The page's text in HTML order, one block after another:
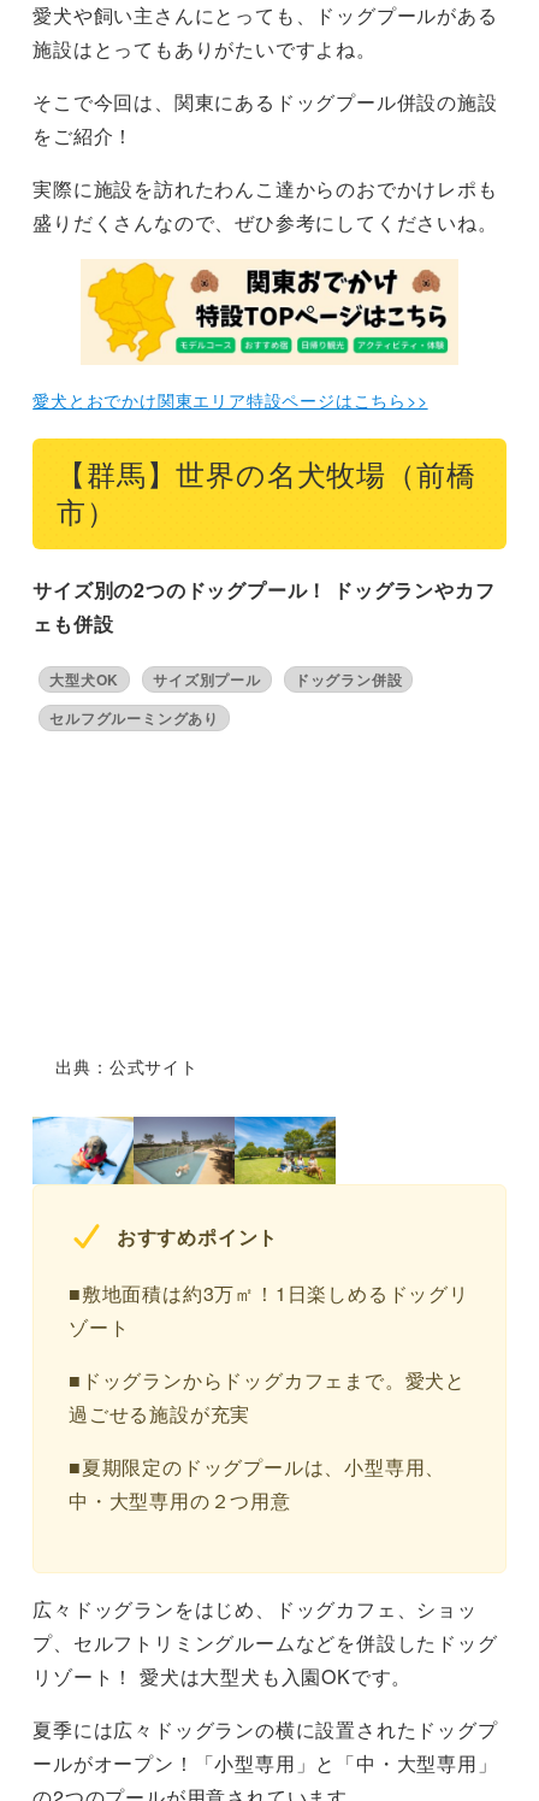
【千葉】Samukawa Dog Garden’s（千葉市）
【東京】わんダフルネイチャーヴィレッジ（あきる野
市）
【神奈川】ハイランドドッグヤード（横須賀市）
【埼玉】ALPS FRIEND GARDEN（飯能市）
まとめ
愛犬や飼い主さんにとっても、ドッグプールがある
施設はとってもありがたいですよね。
そこで今回は、関東にあるドッグプール併設の施設
をご紹介！
実際に施設を訪れたわんこ達からのおでかけレポも
盛りだくさんなので、ぜひ参考にしてくださいね。
愛犬とおでかけ関東エリア特設ページはこちら>>
【群馬】世界の名犬牧場（前橋
市）
サイズ別の2つのドッグプール！ ドッグランやカフ
ェも併設
大型犬OK サイズ別プール
ドッグラン併設
セルフグルーミングあり
出典：公式サイト
おすすめポイント
■敷地面積は約3万㎡！1日楽しめるドッグリ
ゾート
■ドッグランからドッグカフェまで。愛犬と
過ごせる施設が充実
■夏期限定のドッグプールは、小型専用、
中・大型専用の２つ用意
広々ドッグランをはじめ、ドッグカフェ、ショッ
プ、セルフトリミングルームなどを併設したドッグ
リゾート！ 愛犬は大型犬も入園OKです。
夏季には広々ドッグランの横に設置されたドッグプ
ールがオープン！「小型専用」と「中・大型専用」